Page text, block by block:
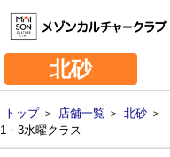
北砂
トップ＞ 店舗一覧 ＞ 北砂 ＞
1・3水曜クラス